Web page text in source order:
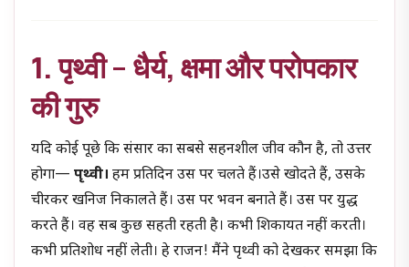
1. पृथ्वी – धैर्य, क्षमा और परोपकार
की गुरु
यदि कोई पूछे कि संसार का सबसे सहनशील जीव कौन है, तो उत्तर
होगा—पृथ्वी।हम प्रतिदिन उस पर चलते हैं।उसे खोदते हैं, उसके
चीरकर खनिज निकालते हैं। उस पर भवन बनाते हैं। उस पर युद्ध
करते हैं। वह सब कुछ सहती रहती है। कभी शिकायत नहीं करती।
कभी प्रतिशोध नहीं लेती। हे राजन! मैंने पृथ्वी को देखकर समझा कि